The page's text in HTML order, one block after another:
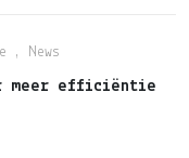
, News
meer efficiëntie